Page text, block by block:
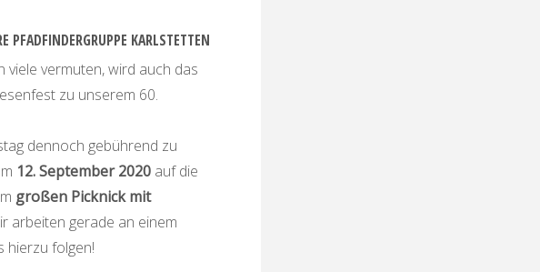
PFADFINDERGRUPPE KARLSTETTEN
viele vermuten, wird auch das
zu unserem 60.
dennoch gebührend zu
12. September 2020auf die
großen Picknick mit
arbeiten gerade an einem
hierzu folgen!